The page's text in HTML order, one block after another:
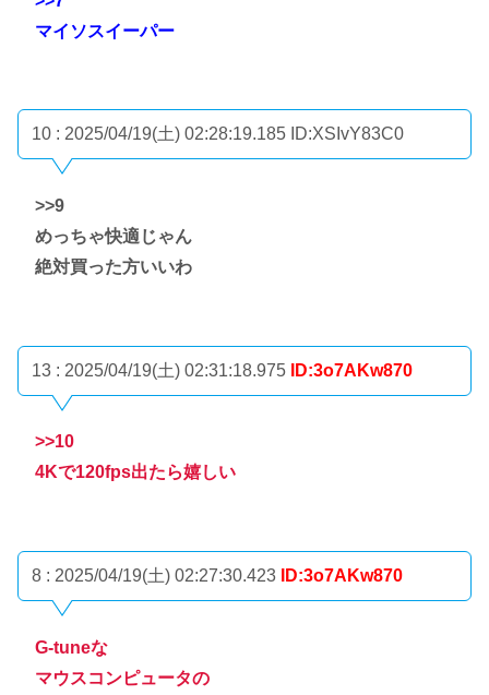
マイソスイーパー
10 : 2025/04/19(土) 02:28:19.185 ID:XSIvY83C0
>>9
めっちゃ快適じゃん
絶対買った方いいわ
13 : 2025/04/19(土) 02:31:18.975 ID:3o7AKw870
>>10
4Kで120fps出たら嬉しい
8 : 2025/04/19(土) 02:27:30.423 ID:3o7AKw870
G-tuneな
マウスコンピュータの